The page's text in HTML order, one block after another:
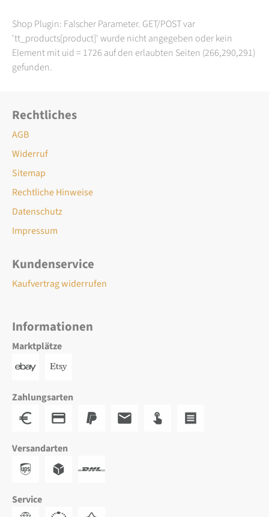
Shop Plugin: Falscher Parameter. GET/POST var
'tt_products[product]' wurde nicht angegeben oder kein
Element mit uid = 1726 auf den erlaubten Seiten (266,290,291)
gefunden.
Rechtliches
AGB
Widerruf
Sitemap
Rechtliche Hinweise
Datenschutz
Impressum
Kundenservice
Kaufvertrag widerrufen
Informationen
Marktplätze
Zahlungsarten
Versandarten
Service